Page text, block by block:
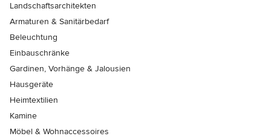
Landschaftsarchitekten
Armaturen & Sanitärbedarf
Beleuchtung
Einbauschränke
Gardinen, Vorhänge & Jalousien
Hausgeräte
Heimtextilien
Kamine
Möbel & Wohnaccessoires